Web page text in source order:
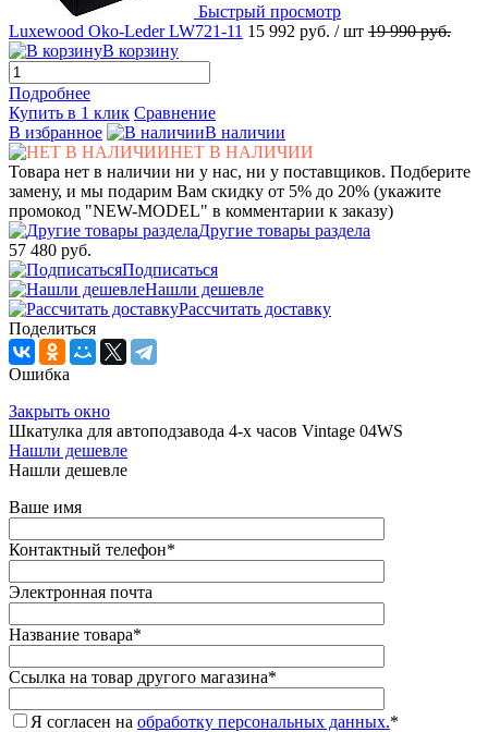
Быстрый просмотр
Luxewood Oko-Leder LW721-11 15 992 руб. / шт 19 990 руб.
В корзину
Подробнее
Купить в 1 клик Сравнение
В избранное
В наличии
НЕТ В НАЛИЧИИ
Товара нет в наличии ни у нас, ни у поставщиков. Подберите
замену, и мы подарим Вам скидку от 5% до 20% (укажите
промокод "NEW-MODEL" в комментарии к заказу)
Другие товары раздела
57 480 руб.
Подписаться
Нашли дешевле
Рассчитать доставку
Поделиться
Ошибка
Закрыть окно
Шкатулка для автоподзавода 4-x часов Vintage 04WS
Нашли дешевле
Нашли дешевле
Ваше имя
Контактный телефон*
Электронная почта
Название товара*
Ссылка на товар другого магазина*
Я согласен на обработку персональных данных.*